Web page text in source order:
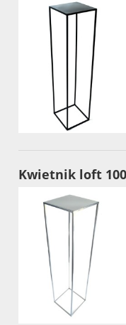
Kwietnik loft